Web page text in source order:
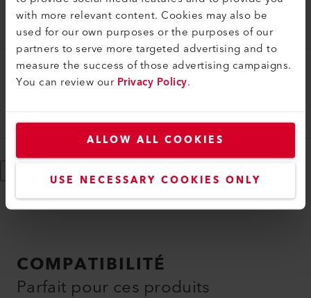
with more relevant content. Cookies may also be
used for our own purposes or the purposes of our
partners to serve more targeted advertising and to
measure the success of those advertising campaigns.
You can review ourPrivacy Policy.
ALLOW ALL COOKIES
USE NECESSARY COOKIES ONLY
Buse à large fente (ø 92.0) 130 x 16 mm
107.274
Buse à fente large
107.263
COMPATIBILITÉ
Parfait pour ces produits